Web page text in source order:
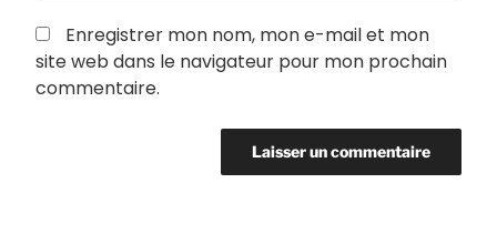
Enregistrer mon nom, mon e-mail et mon
site web dans le navigateur pour mon prochain
commentaire.